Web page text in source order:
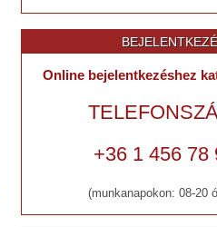
Online bejelentkezéshez
+36 1 456 78
(munkanapokon: 08-20